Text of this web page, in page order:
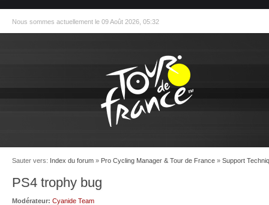
Nous sommes actuellement le 09 Août 2026, 05:32
Sauter vers: Index du forum » Pro Cycling Manager & Tour de France » Support
PS4 trophy bug
Modérateur: Cyanide Team